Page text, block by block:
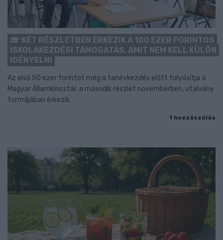
KÉT RÉSZLETBEN ÉRKEZIK A 100 EZER FORINTOS
ISKOLAKEZDÉSI TÁMOGATÁS, AMIT NEM KELL KÜLÖN
IGÉNYELNI
Az első 50 ezer forintot még a tanévkezdés előtt folyósítja a
Magyar Államkincstár, a második részlet novemberben, utalvány
formájában érkezik.
1 hozzászólás